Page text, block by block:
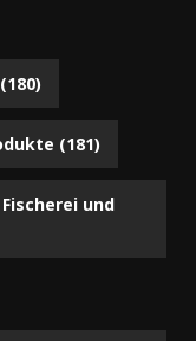
(180)
(181)
und